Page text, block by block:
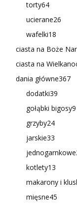
torty64
ucierane26
wafelki18
ciasta na Boże
ciasta na
dania główne367
dodatki39
gołąbki bigosy9
grzyby24
jarskie33
jednogarnkowe
kotlety13
makarony i
mięsne45